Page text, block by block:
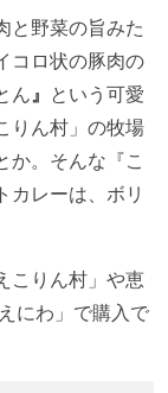
と野菜の旨みた
コロ状の豚肉の
ん』 という可愛
りん村」の牧場
か。そんな『こ
カレーは、ボリ
こりん村」や恵
にわ」で購入で